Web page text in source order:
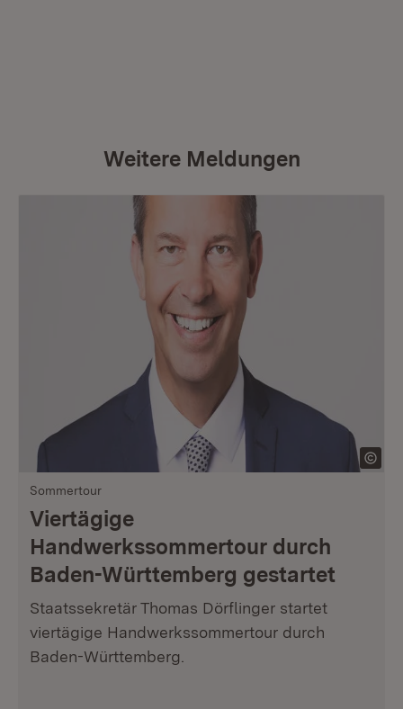
Weitere Meldungen
Sommertour
Viertägige
Handwerkssommertour durch
Baden-Württemberg gestartet
Staatssekretär Thomas Dörflinger startet
viertägige Handwerkssommertour durch
Baden-Württemberg.